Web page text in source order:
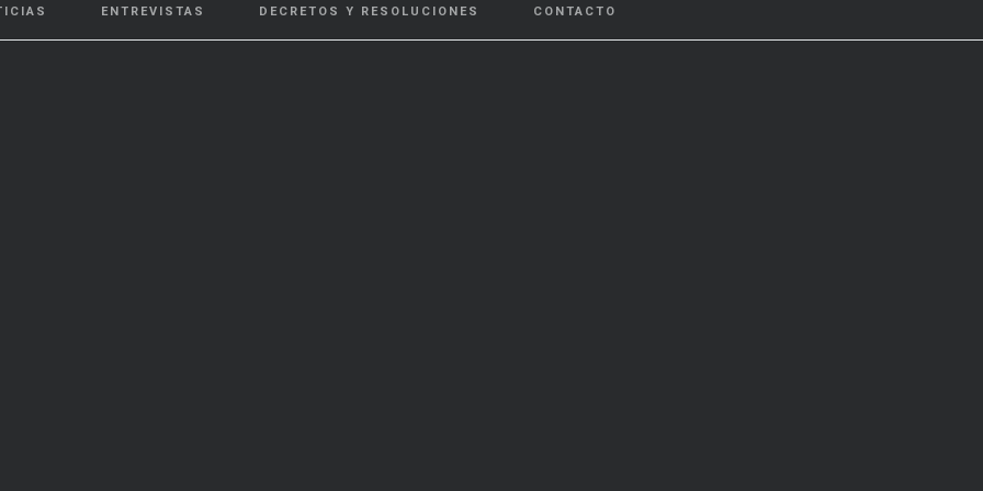
ENTREVISTAS DECRETOS Y RESOLUCIONES CONTACTO